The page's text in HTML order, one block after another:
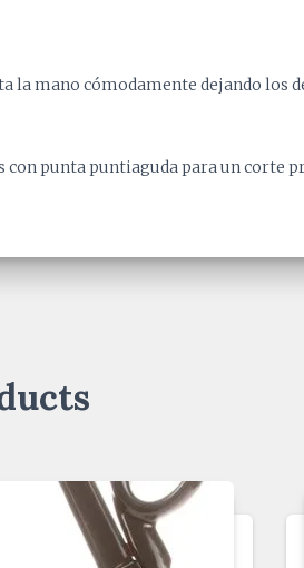
la mano cómodamente dejando los
con punta puntiaguda para un corte